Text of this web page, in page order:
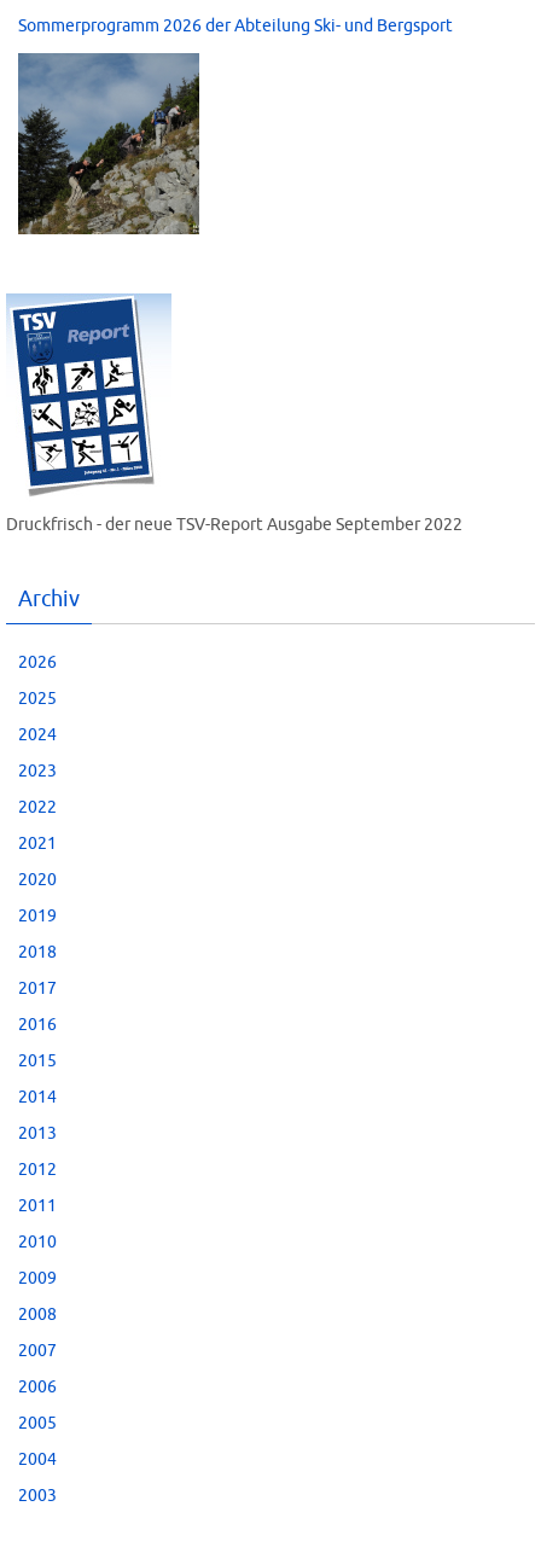
Sommerprogramm 2026 der Abteilung Ski- und Bergsport
Druckfrisch - der neue TSV-Report Ausgabe September 2022
Archiv
2026
2025
2024
2023
2022
2021
2020
2019
2018
2017
2016
2015
2014
2013
2012
2011
2010
2009
2008
2007
2006
2005
2004
2003